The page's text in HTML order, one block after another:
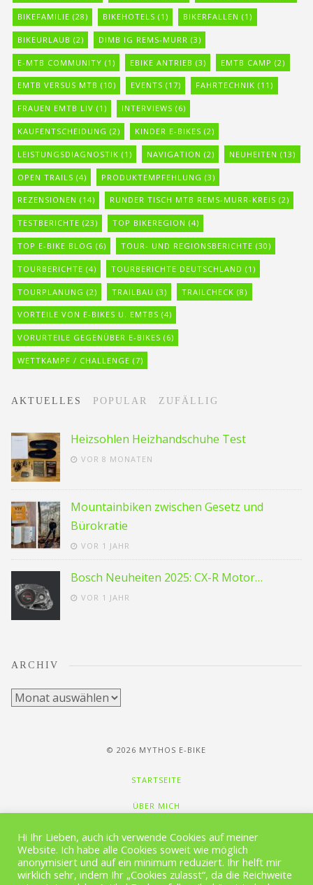
BIKEFAMILIE (28) BIKEHOTELS (1) BIKERFALLEN (1)
BIKEURLAUB (2) DIMB IG REMS-MURR (3)
E-MTB COMMUNITY (1) EBIKE ANTRIEB (3) EMTB CAMP (2)
EMTB VERSUS MTB (10) EVENTS (17) FAHRTECHNIK (11)
FRAUEN EMTB LIV (1) INTERVIEWS (6)
KAUFENTSCHEIDUNG (2) KINDER E-BIKES (2)
LEISTUNGSDIAGNOSTIK (1) NAVIGATION (2) NEUHEITEN (13)
OPEN TRAILS (4) PRODUKTEMPFEHLUNG (3)
REZENSIONEN (14) RUNDER TISCH MTB REMS-MURR-KREIS (2)
TESTBERICHTE (23) TOP BIKEREGION (4)
TOP E-BIKE BLOG (6) TOUR- UND REGIONSBERICHTE (30)
TOURBERICHTE (4) TOURBERICHTE DEUTSCHLAND (1)
TOURPLANUNG (2) TRAILBAU (3) TRAILCHECK (8)
VORTEILE VON E-BIKES U. EMTBS (4)
VORURTEILE GEGENÜBER E-BIKES (6)
WETTKAMPF / CHALLENGE (7)
AKTUELLES POPULAR ZUFÄLLIG
Heizsohlen Heizhandschuhe Test
VOR 8 MONATEN
Mountainbiken zwischen Gesetz und
Bürokratie
VOR 1 JAHR
Bosch Neuheiten 2025: CX-R Motor…
VOR 1 JAHR
ARCHIV
Archiv
© 2026 MYTHOS E-BIKE
STARTSEITE
ÜBER MICH
NEWSLETTER
MEDIA
Hi Ihr Lieben, auch ich verwende Cookies auf meiner
Website. Ich habe alle Cookies soweit wie möglich
anonymisiert und auf ein minimum reduziert. Ihr helft mir
wirklich sehr, indem Ihr „Cookies zulasst“, da die Reichweite